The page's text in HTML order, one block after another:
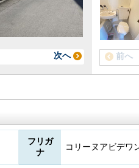
次へ 前へ
フリガ
ナ
コリーヌアビデワ